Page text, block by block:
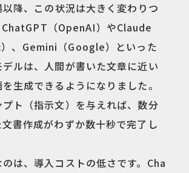
降、この状況は大きく変わりつ
ChatGPT（OpenAI）やClaude
、Gemini（Google）といった
ルは、人間が書いた文章に近い
生成できるようになりました。
ト（指示文）を与えれば、数分
書作成がわずか数十秒で完了し
は、導入コストの低さです。Cha